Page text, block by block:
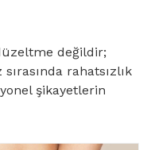
değildir;
rahatsızlık
şikayetlerin